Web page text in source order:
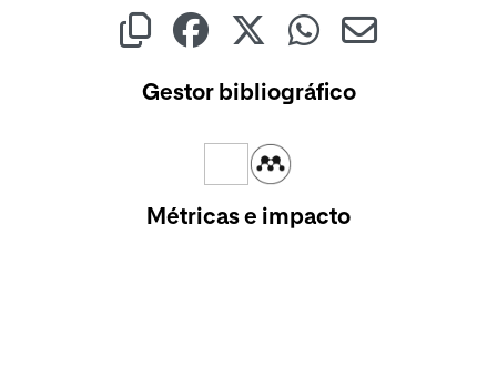
Gestor bibliográfico
Métricas e impacto